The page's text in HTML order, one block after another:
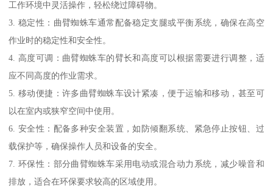
工作环境中灵活操作，轻松绕过障碍物。
3. 稳定性：曲臂蜘蛛车通常配备稳定支腿或平衡系统，确保在高空
作业时的稳定性和安全性。
4. 高度可调：曲臂蜘蛛车的臂长和高度可以根据需要进行调整，适
应不同高度的作业需求。
5. 移动便捷：许多曲臂蜘蛛车设计紧凑，便于运输和移动，甚至可
以在室内或狭窄空间中使用。
6. 安全性：配备多种安全装置，如防倾翻系统、紧急停止按钮、过
载保护等，确保操作人员和设备的安全。
7. 环保性：部分曲臂蜘蛛车采用电动或混合动力系统，减少噪音和
排放，适合在环保要求较高的区域使用。